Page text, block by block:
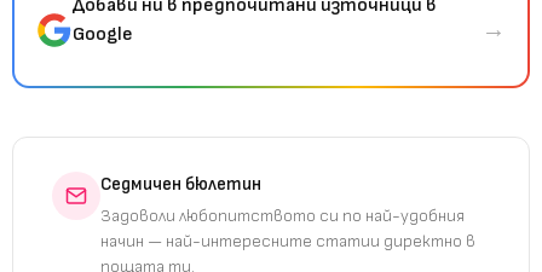
Добави ни в предпочитани източници в
Google
→
Седмичен бюлетин
Задоволи любопитството си по най-удобния
начин — най-интересните статии директно в
пощата ти.